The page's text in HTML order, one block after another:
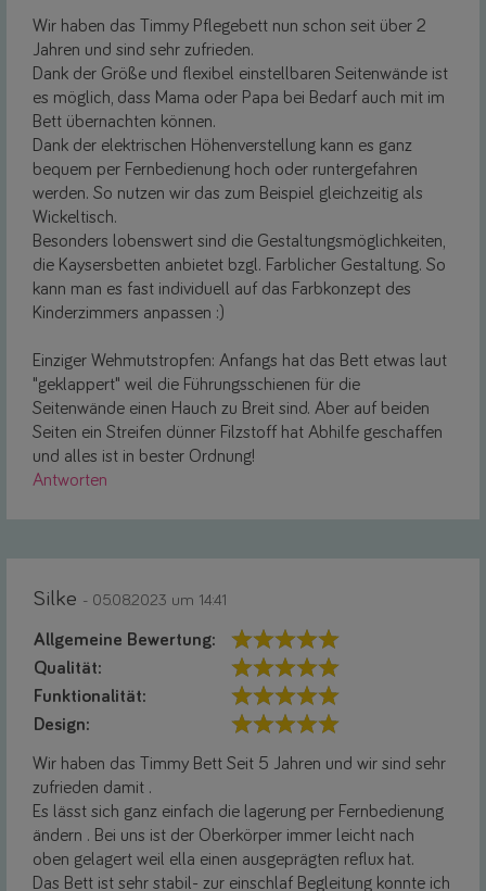
Wir haben das Timmy Pflegebett nun schon seit über 2
Jahren und sind sehr zufrieden.
Dank der Größe und flexibel einstellbaren Seitenwände ist
es möglich, dass Mama oder Papa bei Bedarf auch mit im
Bett übernachten können.
Dank der elektrischen Höhenverstellung kann es ganz
bequem per Fernbedienung hoch oder runtergefahren
werden. So nutzen wir das zum Beispiel gleichzeitig als
Wickeltisch.
Besonders lobenswert sind die Gestaltungsmöglichkeiten,
die Kaysersbetten anbietet bzgl. Farblicher Gestaltung. So
kann man es fast individuell auf das Farbkonzept des
Kinderzimmers anpassen :)
Einziger Wehmutstropfen: Anfangs hat das Bett etwas laut
"geklappert" weil die Führungsschienen für die
Seitenwände einen Hauch zu Breit sind. Aber auf beiden
Seiten ein Streifen dünner Filzstoff hat Abhilfe geschaffen
und alles ist in bester Ordnung!
Antworten
Silke - 05.08.2023 um 14:41
Allgemeine Bewertung:
Qualität:
Funktionalität:
Design:
Wir haben das Timmy Bett Seit 5 Jahren und wir sind sehr
zufrieden damit .
Es lässt sich ganz einfach die lagerung per Fernbedienung
ändern . Bei uns ist der Oberkörper immer leicht nach
oben gelagert weil ella einen ausgeprägten reflux hat.
Das Bett ist sehr stabil- zur einschlaf Begleitung konnte ich